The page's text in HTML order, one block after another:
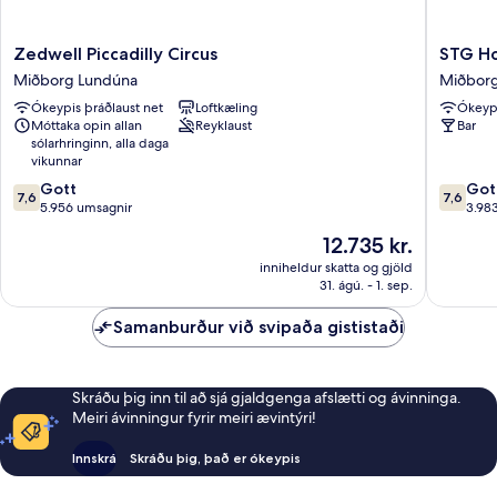
Zedwell
Piccadilly
Circus
Miðborg
Lundúna
Zedwell Piccadilly Circus
Miðborg Lundúna
Ókeypis þráðlaust net
Loftkæling
Móttaka opin allan
sólarhringinn, alla daga
vikunnar
Reyklaust
7.6
af
7,6 Gott
5.956 umsagnir
Verðið
er
12.735 kr.
12.735 kr.
inniheldur skatta og gjöld
31. ágú. - 1. sep.
STG
Hotel
London
Oxford
Street
STG
Bar
7.6
af
7,6
Samanburður við svipaða gististaði
Skráðu þig inn til að sjá gjaldgenga afslætti og ávinninga.
Meiri ávinningur fyrir meiri ævintýri!
Innskrá Skráðu þig, það er ókeypis